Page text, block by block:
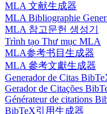
MLA 文献生成器
MLA Bibliographie
MLA 참고문헌 생성기
Trình tạo Thư mục MLA
MLA参考书目生成器
MLA 參考文獻生成器
Generador de Citas
Gerador de Citações
Générateur de citations
BibTeX引用生成器